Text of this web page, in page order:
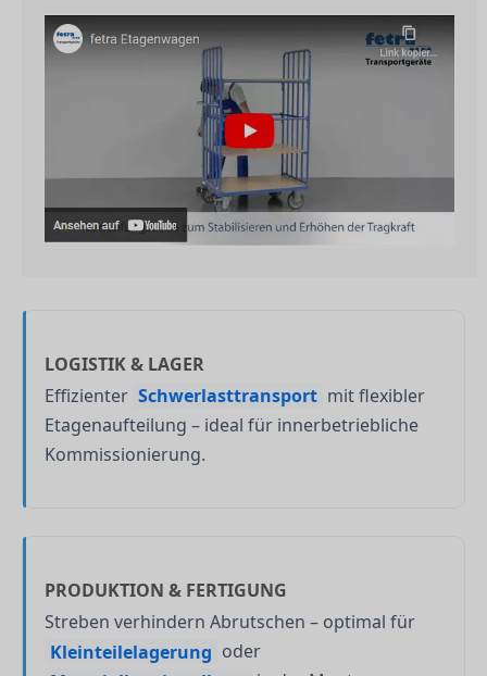
LOGISTIK & LAGER
Effizienter Schwerlasttransport mit flexibler
Etagenaufteilung – ideal für innerbetriebliche
Kommissionierung.
PRODUKTION & FERTIGUNG
Streben verhindern Abrutschen – optimal für
Kleinteilelagerung oder